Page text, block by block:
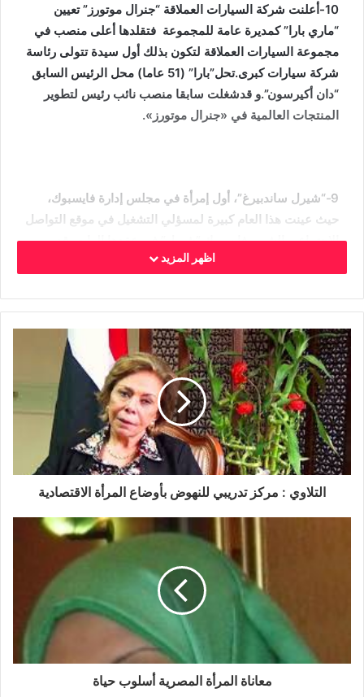
10-أعلنت شركة السيارات العملاقة “جنرال موتورز” تعيين
“ماري بارا” كمديرة عامة للمجموعة فتقلدها أعلى منصب في
مجموعة السيارات العملاقة لتكون بذلك أول سيدة تتولى رئاسة
شركة سيارات كبرى.تحل”بارا” (51 عاما) محل الرئيس السابق
“دان أكيرسون”.و قدشغلت سابقا منصب نائب رئيس لتطوير
المنتجات العالمية في «جنرال موتورز».
9-“شيرل ساندبيرغ”، أول إمرأة في مجلس إدارة فايسبوك،
حيث عينت هذا العام كبيرة لمسؤلي التشغيل في موقع التواصل
الاجتماعي الشهير فايسبوك.”شيرل” في عقدها الرابع وقد
شغلت سابقا عددا من المناصب الهامة في امريكا حيث كانت
8-السباحة الأمريكية “ديانا نياد” أول إنسان يقطع مضيق فلوريدا
سباحة.تمنكت “نياد” البالغة من العمر 64 عاما من قطع مسافة
اظهر المزيد
التلاوي : مركز تدريبي للنهوض بأوضاع المرأة الاقتصادية
معاناة المرأة المصرية أسلوب حياة